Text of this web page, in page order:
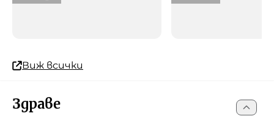
Виж всички
Здраве